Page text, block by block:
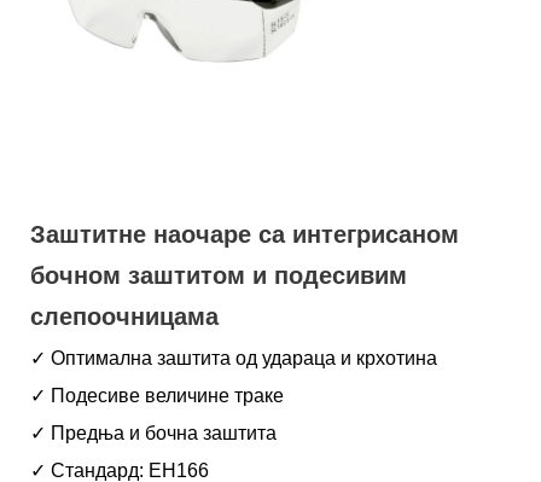
Заштитне наочаре са интегрисаном
бочном заштитом и подесивим
слепоочницама
✓ Оптимална заштита од удараца и крхотина
✓ Подесиве величине траке
✓ Предња и бочна заштита
✓ Стандард: ЕН166